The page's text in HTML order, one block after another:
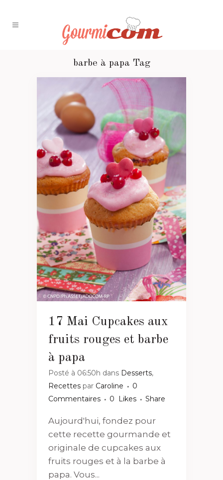
barbe à papa Tag
17 Mai Cupcakes aux
fruits rouges et barbe
à papa
Posté à 06:50h dans Desserts,
Recettes par Caroline
0
Commentaires
0 Likes Share
Aujourd'hui, fondez pour
cette recette gourmande et
originale de cupcakes aux
fruits rouges et à la barbe à
papa. Vous...